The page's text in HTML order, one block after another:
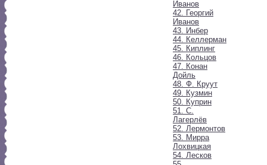
Иванов
42. Георгий
Иванов
43. Инбер
44. Келлерман
45. Киплинг
46. Кольцов
47. Конан
Дойль
48. Ф. Круут
49. Кузмин
50. Куприн
51. С.
Лагерлёв
52. Лермонтов
53. Мирра
Лохвицкая
54. Лесков